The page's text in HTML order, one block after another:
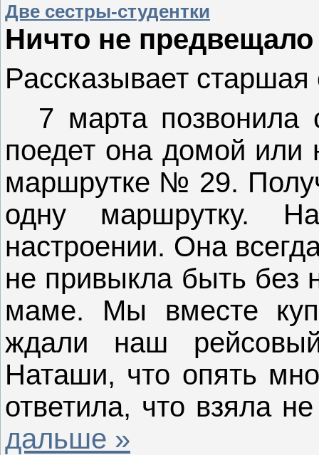
Две сестры-студентки
Ничто не
Рассказывает
7 марта позвонила
поедет она домой или
маршрутке № 29.
одну маршрутку.
настроении. Она
не привыкла быть без
маме. Мы вместе
ждали наш
Наташи, что опять
ответила, что взяла
дальше »